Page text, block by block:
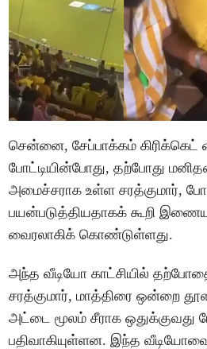
சென்னை, சேப்பாக்கம் கிரிக்கெட்
போட்டியின்போது, தற்போது
அமைச்சராக உள்ள சரத்குமார்,
பயன்படுத்தியதாகக் கூறி
வைரலாகிக் கொண்டுள்ளது.
அந்த வீடியோ காட்சியில்
சரத்குமார், மாத்திரை ஒன்றை
அட்டை மூலம் சீராக ஒதுக்குவது
பதிவாகியுள்ளன. இந்த